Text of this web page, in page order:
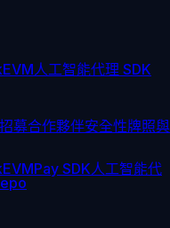
人工智能代理 SDK
募合作夥伴安全性牌照與
Pay SDK人工智能代